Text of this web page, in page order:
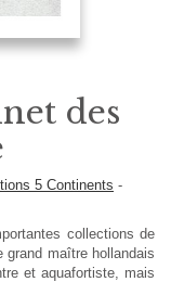
des
5 Continents -
collections de
grand maître hollandais
et aquafortiste, mais